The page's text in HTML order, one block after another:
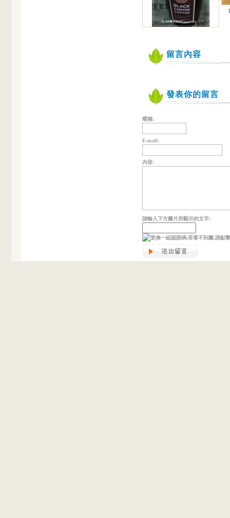
留言內容
發表你的留言
暱稱:
E-mail:
內容:
請輸入下方圖片所顯示的文字:
(若看不到圖,請點